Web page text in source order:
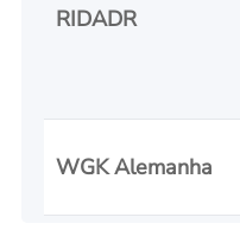
RIDADR
WGK Alemanha